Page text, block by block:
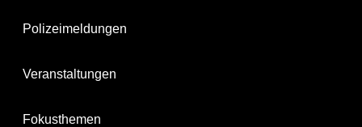
Polizeimeldungen
Veranstaltungen
Fokusthemen